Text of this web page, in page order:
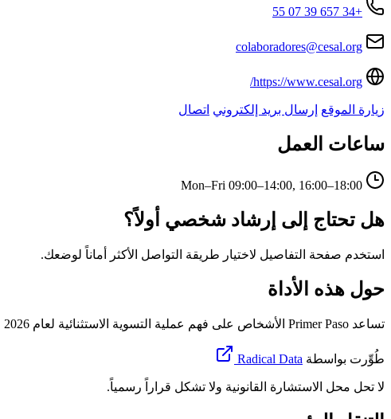
+34 657 39 07 55
colaboradores@cesal.org
https://www.cesal.org/
زيارة الموقع إرسال بريد إلكتروني اتصال
ساعات العمل
Mon–Fri 09:00–14:00, 16:00–18:00
هل تحتاج إلى إرشاد شخصي أولاً؟
استخدم صفحة التفاصيل لاختيار طريقة التواصل الأكثر أماناً لوضعك.
حول هذه الأداة
تساعد Primer Paso الأشخاص على فهم عملية التسوية الاستثنائية لعام 2026 في إسبانيا، وتحديد الوثائق أو المعلومات التي قد لا تزال ناقصة، واتخاذ قرار بشأن وقت استخدام البوابة الرسمية أو طلب الدعم.
طُوِّرت بواسطة Radical Data
لا تحل محل الاستشارة القانونية ولا تشكل قراراً رسمياً.